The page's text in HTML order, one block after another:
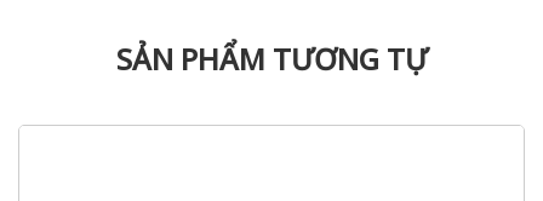
SẢN PHẨM TƯƠNG TỰ